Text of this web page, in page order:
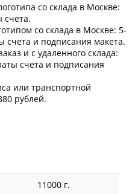
со склада в Москве:
счета.
со склада в Москве: 5-
счета и подписания макета.
и с удаленного склада:
счета и подписания
или транспортной
рублей.
11000 г.